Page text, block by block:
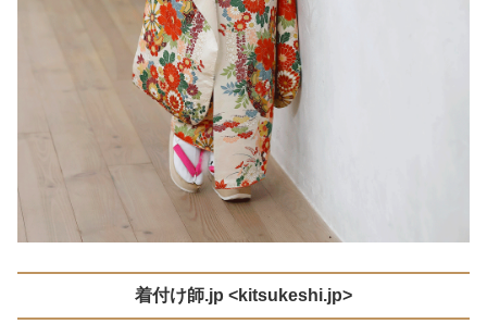
着付け師.jp <kitsukeshi.jp>